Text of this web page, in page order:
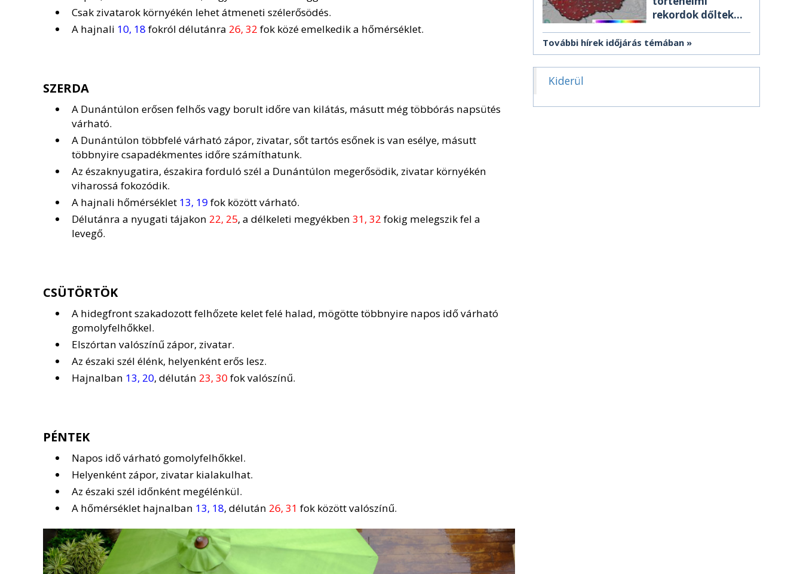
Csak zivatarok környékén lehet átmeneti szélerősödés.
A hajnali 10, 18 fokról délutánra 26, 32 fok közé emelkedik a hőmérséklet.
SZERDA
A Dunántúlon erősen felhős vagy borult időre van kilátás, másutt még többórás napsütés
várható.
A Dunántúlon többfelé várható zápor, zivatar, sőt tartós esőnek is van esélye, másutt
többnyire csapadékmentes időre számíthatunk.
Az északnyugatira, északira forduló szél a Dunántúlon megerősödik, zivatar környékén
viharossá fokozódik.
A hajnali hőmérséklet 13, 19fok között várható.
Délutánra a nyugati tájakon 22, 25, a délkeleti megyékben 31, 32 fokig melegszik fel a
levegő.
CSÜTÖRTÖK
A hidegfront szakadozott felhőzete kelet felé halad, mögötte többnyire napos idő várható
gomolyfelhőkkel.
Elszórtan valószínű zápor, zivatar.
Az északi szél élénk, helyenként erős lesz.
Hajnalban 13, 20, délután 23, 30fok valószínű.
PÉNTEK
Napos idő várható gomolyfelhőkkel.
Helyenként zápor, zivatar kialakulhat.
Az északi szél időnként megélénkül.
A hőmérséklet hajnalban 13, 18, délután 26, 31 fok között valószínű.
rekordok dőltek
További hírek időjárás témában
Kiderül